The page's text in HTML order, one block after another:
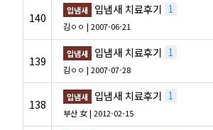
140 입냄새 입냄새 치료후기 1
김ㅇㅇ | 2007-06-21
139 입냄새 입냄새 치료후기 1
김ㅇㅇ | 2007-07-28
138 입냄새 입냄새 치료후기 1
부산 女| 2012-02-15